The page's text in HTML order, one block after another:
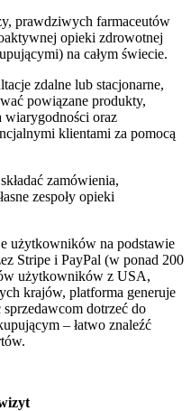
prawdziwych farmaceutów
opieki zdrowotnej
na całym świecie.
zdalne lub stacjonarne,
powiązane produkty,
oraz
klientami za pomocą
zamówienia,
zespoły opieki
użytkowników na podstawie
Stripe i PayPal (w ponad 200
użytkowników z USA,
krajów, platforma generuje
dotrzeć do
– łatwo znaleźć